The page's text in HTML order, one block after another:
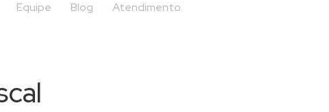
Equipe Blog Atendimento